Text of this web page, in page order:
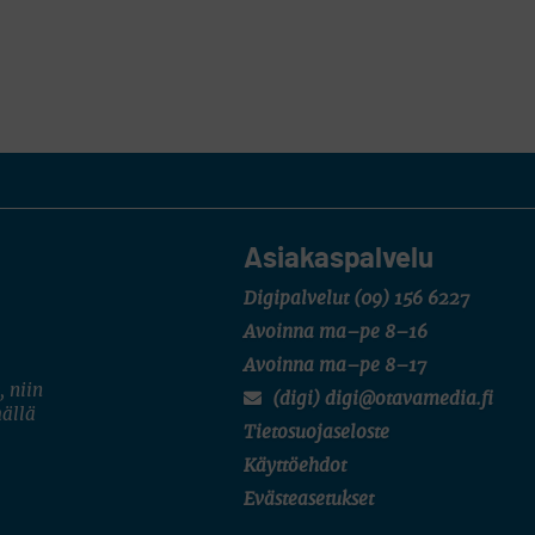
Asiakaspalvelu
Digipalvelut (09) 156 6227
Avoinna ma–pe 8–16
Avoinna ma–pe 8–17
(digi) digi@otavamedia.fi
Tietosuojaseloste
Käyttöehdot
Evästeasetukset
niin